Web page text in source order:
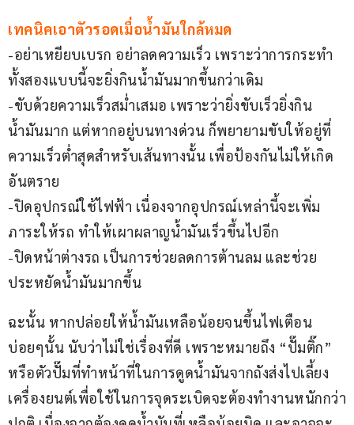
เทคนิคเอาตัวรอดเมื่อน้ำมันใกล้หมด
-อย่าเหยียบเบรก อย่าลดความเร็ว เพราะว่าการกระทำ
ทั้งสองแบบนี้จะยิ่งกินน้ำมันมากขึ้นกว่าเดิม
-ขับด้วยความเร็วสม่ำเสมอ เพราะว่ายิ่งขับเร็วยิ่งกิน
น้ำมันมาก แต่หากอยู่บนทางด่วน ก็พยายามขับให้อยู่ที่
ความเร็วต่ำสุดสำหรับเส้นทางนั้น เพื่อป้องกันไม่ให้เกิด
อันตราย
-ปิดอุปกรณ์ใช้ไฟฟ้า เนื่องจากอุปกรณ์เหล่านี้จะเพิ่ม
ภาระให้รถ ทำให้เผาผลาญน้ำมันเร็วขึ้นไปอีก
-ปิดหน้าต่างรถ เป็นการช่วยลดการต้านลม และช่วย
ประหยัดน้ำมันมากขึ้น
ฉะนั้น หากปล่อยให้น้ำมันเหลือน้อยจนขึ้นไฟเตือน
บ่อยๆนั้น นับว่าไม่ใช่เรื่องที่ดี เพราะหมายถึง “ปั๊มติ๊ก”
หรือตัวปั๊มที่ทำหน้าที่ในการดูดน้ำมันจากถังส่งไปเลี้ยง
เครื่องยนต์เพื่อใช้ในการจุดระเบิดจะต้องทำงานหนักกว่า